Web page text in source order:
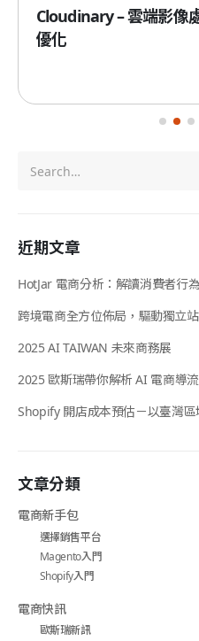
Cloudinary – 雲端影像
優化
近期文章
HotJar 電商分析：解讀消費者行
跨境電商全方位佈局，驅動獨立
2025 AI TAIWAN 未來商務展
2025 歐斯瑞帶你解析 AI 電商導流
Shopify 開店成本預估－以臺灣區
文章分類
電商新手包
選擇銷售平台
Magento入門
Shopify入門
電商快訊
歐斯瑞新訊